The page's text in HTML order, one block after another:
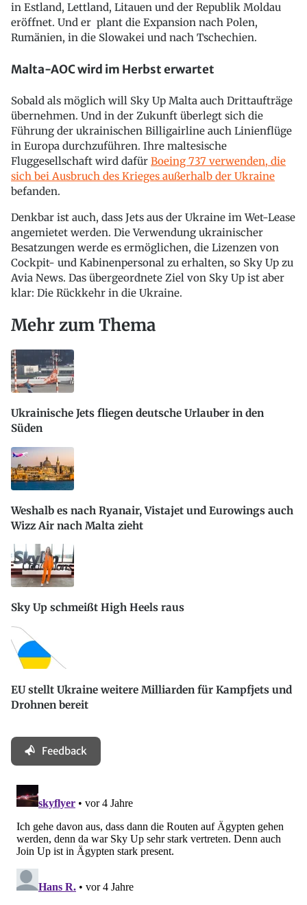
in Estland, Lettland, Litauen und der Republik Moldau
eröffnet. Und er plant die Expansion nach Polen,
Rumänien, in die Slowakei und nach Tschechien.
Malta-AOC wird im Herbst erwartet
Sobald als möglich will Sky Up Malta auch Drittaufträge
übernehmen. Und in der Zukunft überlegt sich die
Führung der ukrainischen Billigairline auch Linienflüge
in Europa durchzuführen. Ihre maltesische
Fluggesellschaft wird dafür Boeing 737 verwenden, die
sich bei Ausbruch des Krieges außerhalb der Ukraine
befanden.
Denkbar ist auch, dass Jets aus der Ukraine im Wet-Lease
angemietet werden. Die Verwendung ukrainischer
Besatzungen werde es ermöglichen, die Lizenzen von
Cockpit- und Kabinenpersonal zu erhalten, so Sky Up zu
Avia News. Das übergeordnete Ziel von Sky Up ist aber
klar: Die Rückkehr in die Ukraine.
Mehr zum Thema
Ukrainische Jets fliegen deutsche Urlauber in den
Süden
Weshalb es nach Ryanair, Vistajet und Eurowings auch
Wizz Air nach Malta zieht
Sky Up schmeißt High Heels raus
EU stellt Ukraine weitere Milliarden für Kampfjets und
Drohnen bereit
Feedback